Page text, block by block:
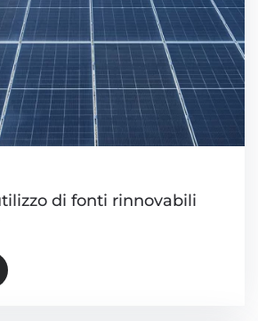
di fonti rinnovabili